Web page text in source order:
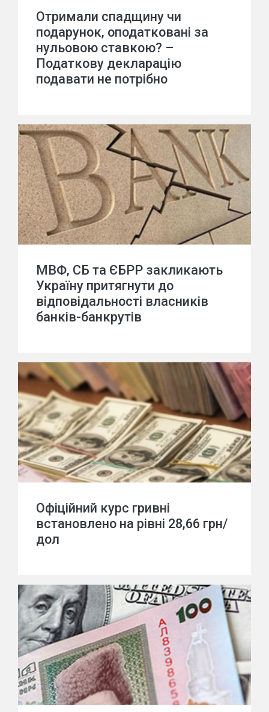
Отримали спадщину чи
подарунок, оподатковані за
нульовою ставкою? –
Податкову декларацію
подавати не потрібно
МВФ, СБ та ЄБРР закликають
Україну притягнути до
відповідальності власників
банків-банкрутів
Офіційний курс гривні
встановлено на рівні 28,66 грн/
дол